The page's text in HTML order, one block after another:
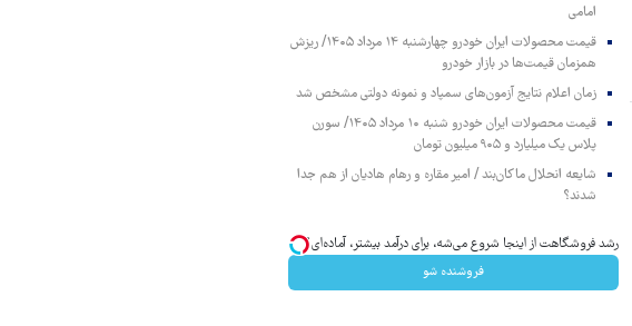
امامی
قیمت محصولات ایران خودرو چهارشنبه ۱۴ مرداد ۱۴۰۵/ ریزش
همزمان قیمت‌ها در بازار خودرو
زمان اعلام نتایج آزمون‌های سمپاد و نمونه دولتی مشخص شد
قیمت محصولات ایران خودرو شنبه ۱۰ مرداد ۱۴۰۵/ سورن
پلاس یک میلیارد و ۹۰۵ میلیون تومان
شایعه انحلال ماکان‌بند / امیر مقاره و رهام هادیان از هم جدا
شدند؟
رشد فروشگاهت از اینجا شروع می‌شه، برای درآمد بیشتر، آماده‌ای؟
فروشنده شو